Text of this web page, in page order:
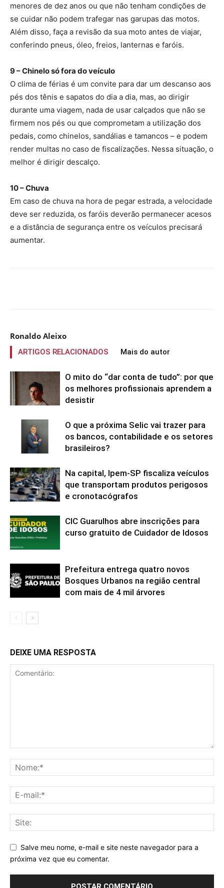
menores de dez anos ou que não tenham condições de
se cuidar não podem trafegar nas garupas das motos.
Além disso, faça a revisão da sua moto antes de viajar,
conferindo pneus, óleo, freios, lanternas e faróis.
9 – Chinelo só fora do veículo
O clima de férias é um convite para dar um descanso aos
pés dos tênis e sapatos do dia a dia, mas, ao dirigir
durante uma viagem, nada de usar calçados que não se
firmem nos pés ou que comprometam a utilização dos
pedais, como chinelos, sandálias e tamancos – e podem
render multas no caso de fiscalizações. Nessa situação, o
melhor é dirigir descalço.
10 – Chuva
Em caso de chuva na hora de pegar estrada, a velocidade
deve ser reduzida, os faróis deverão permanecer acesos
e a distância de segurança entre os veículos precisará
aumentar.
Ronaldo Aleixo
ARTIGOS RELACIONADOS Mais do autor
O mito do “dar conta de tudo”: por que
os melhores profissionais aprendem a
desistir
O que a próxima Selic vai trazer para
os bancos, contabilidade e os setores
brasileiros?
Na capital, Ipem-SP fiscaliza veículos
que transportam produtos perigosos
e cronotacógrafos
CIC Guarulhos abre inscrições para
curso gratuito de Cuidador de Idosos
Prefeitura entrega quatro novos
Bosques Urbanos na região central
com mais de 4 mil árvores
DEIXE UMA RESPOSTA
Salve meu nome, e-mail e site neste navegador para a
próxima vez que eu comentar.